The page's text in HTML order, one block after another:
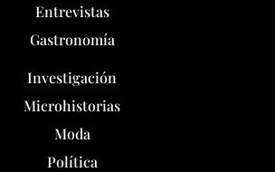
Entrevistas
Gastronomía
Investigación
Microhistorias
Moda
Política